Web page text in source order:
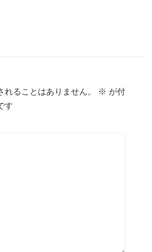
れることはありません。 ※ が付
す